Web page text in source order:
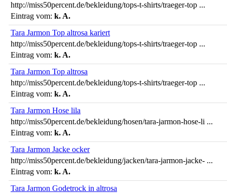
http://miss50percent.de/bekleidung/tops-t-shirts/traeger-top ...
Eintrag vom: k. A.
Tara Jarmon Top altrosa kariert
http://miss50percent.de/bekleidung/tops-t-shirts/traeger-top ...
Eintrag vom: k. A.
Tara Jarmon Top altrosa
http://miss50percent.de/bekleidung/tops-t-shirts/traeger-top ...
Eintrag vom: k. A.
Tara Jarmon Hose lila
http://miss50percent.de/bekleidung/hosen/tara-jarmon-hose-li ...
Eintrag vom: k. A.
Tara Jarmon Jacke ocker
http://miss50percent.de/bekleidung/jacken/tara-jarmon-jacke- ...
Eintrag vom: k. A.
Tara Jarmon Godetrock in altrosa